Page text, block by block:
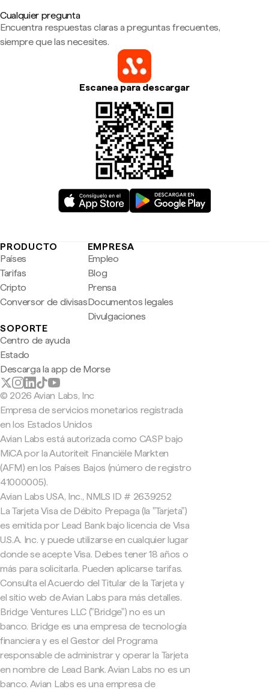
Cualquier pregunta
Encuentra respuestas claras a preguntas frecuentes,
siempre que las necesites.
Escanea para descargar
PRODUCTO
Países
Tarifas
Cripto
Conversor de divisas
EMPRESA
Empleo
Blog
Prensa
Documentos legales
Divulgaciones
SOPORTE
Centro de ayuda
Estado
Descarga la app de Morse
© 2026 Avian Labs, Inc
Empresa de servicios monetarios registrada
en los Estados Unidos
Avian Labs está autorizada como CASP bajo
MiCA por la Autoriteit Financiële Markten
(AFM) en los Países Bajos (número de registro
41000005).
Avian Labs USA, Inc., NMLS ID # 2639252
La Tarjeta Visa de Débito Prepaga (la "Tarjeta")
es emitida por Lead Bank bajo licencia de Visa
U.S.A. Inc. y puede utilizarse en cualquier lugar
donde se acepte Visa. Debes tener 18 años o
más para solicitarla. Pueden aplicarse tarifas.
Consulta el Acuerdo del Titular de la Tarjeta y
el sitio web de Avian Labs para más detalles.
Bridge Ventures LLC ("Bridge") no es un
banco. Bridge es una empresa de tecnología
financiera y es el Gestor del Programa
responsable de administrar y operar la Tarjeta
en nombre de Lead Bank. Avian Labs no es un
banco. Avian Labs es una empresa de